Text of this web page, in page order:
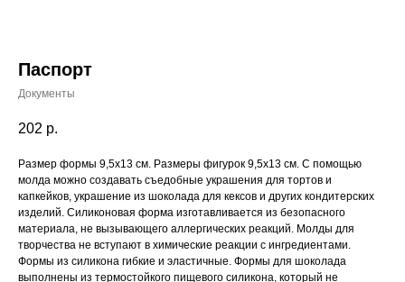
Паспорт
Документы
202 р.
Размер формы 9,5x13 cм. Размеры фигурок 9,5x13 см. С помощью
молда можно создавать съедобные украшения для тортов и
капкейков, украшение из шоколада для кексов и других кондитерских
изделий. Силиконовая форма изготавливается из безопасного
материала, не вызывающего аллергических реакций. Молды для
творчества не вступают в химические реакции с ингредиентами.
Формы из силикона гибкие и эластичные. Формы для шоколада
выполнены из термостойкого пищевого силикона, который не